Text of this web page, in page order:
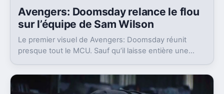
Avengers: Doomsday relance le flou
sur l’équipe de Sam Wilson
Le premier visuel de Avengers: Doomsday réunit
presque tout le MCU. Sauf qu’il laisse entière une
Wilson ?